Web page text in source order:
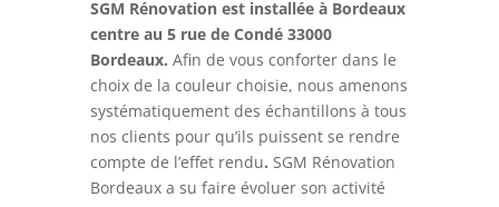
SGM Rénovation est installée à Bordeaux
centre au 5 rue de Condé 33000
Bordeaux. Afin de vous conforter dans le
choix de la couleur choisie, nous amenons
systématiquement des échantillons à tous
nos clients pour qu’ils puissent se rendre
compte de l’effet rendu. SGM Rénovation
Bordeaux a su faire évoluer son activité